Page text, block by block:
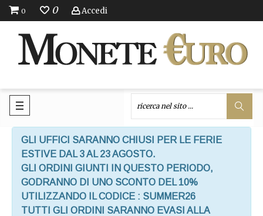
0 0 Accedi
GLI UFFICI SARANNO CHIUSI PER LE FERIE
ESTIVE DAL 3 AL 23 AGOSTO.
GLI ORDINI GIUNTI IN QUESTO PERIODO,
GODRANNO DI UNO SCONTO DEL 10%
UTILIZZANDO IL CODICE : SUMMER26
TUTTI GLI ORDINI SARANNO EVASI ALLA